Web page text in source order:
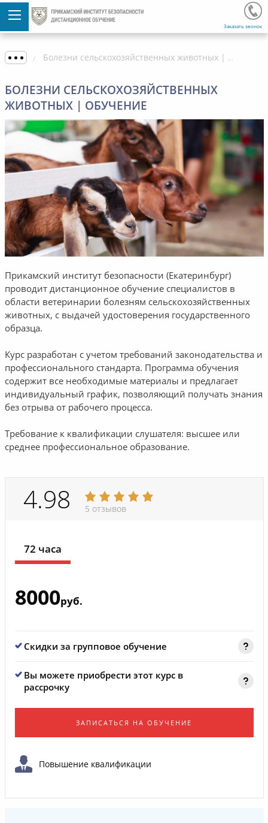
Заказать звонок
Болезни сельскохозяйственных животных | Обучение
БОЛЕЗНИ СЕЛЬСКОХОЗЯЙСТВЕННЫХ
ЖИВОТНЫХ | ОБУЧЕНИЕ
Прикамский институт безопасности (Екатеринбург)
проводит дистанционное обучение специалистов в
области ветеринарии болезням сельскохозяйственных
животных, с выдачей удостоверения государственного
образца.
Курс разработан с учетом требований законодательства и
профессионального стандарта. Программа обучения
содержит все необходимые материалы и предлагает
индивидуальный график, позволяющий получать знания
без отрыва от рабочего процесса.
Требование к квалификации слушателя: высшее или
среднее профессиональное образование.
4.98 5 отзывов
72 часа
8000руб.
Скидки за групповое обучение
Вы можете приобрести этот курс в
рассрочку
ЗАПИСАТЬСЯ НА ОБУЧЕНИЕ
Повышение квалификации